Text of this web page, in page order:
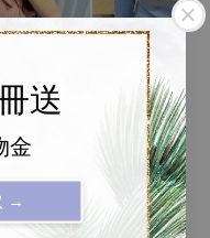
送
金
→
短版針
上衣
H001柔軟
圓領內搭
上衣